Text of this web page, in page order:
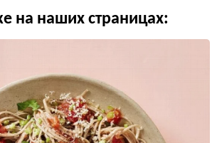
на наших страницах: